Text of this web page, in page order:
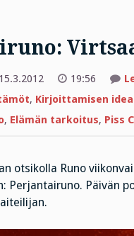
15.3.2012 19:56
, Kirjoittamisen
, Elämän tarkoitus, Piss
otsikolla Runo
Perjantairuno. Päivän